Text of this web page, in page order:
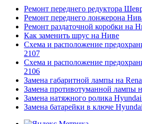
Ремонт переднего редуктора
Ремонт переднего лонжерона
Ремонт раздаточной коробки на
Как заменить шрус на Ниве
Схема и расположение
2107
Схема и расположение
2106
Замена габаритной лампы на
Замена противотуманной лампы
Замена натяжного ролика
Замена батарейки в ключе